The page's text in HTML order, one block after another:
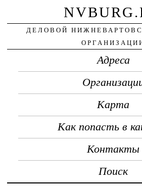
ДЕЛОВОЙ
Адреса
Карта
Как попасть в
Контакты
Поиск